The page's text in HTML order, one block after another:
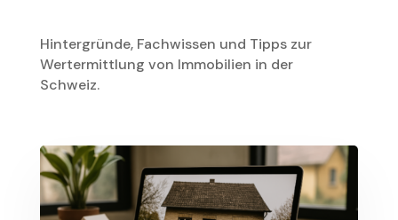
Hintergründe, Fachwissen und Tipps zur
Wertermittlung von Immobilien in der
Schweiz.